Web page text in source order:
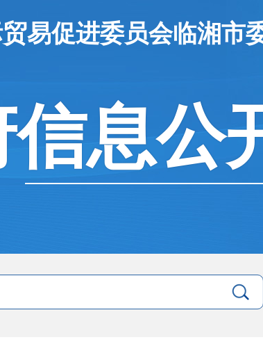
易促进委员会临湘市
息公